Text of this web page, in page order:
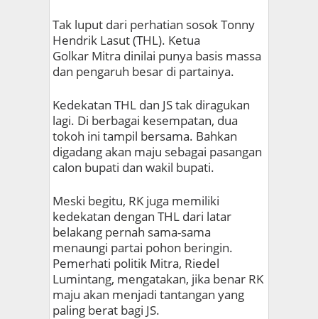
Tak luput dari perhatian sosok Tonny
Hendrik Lasut (THL). Ketua
Golkar Mitra dinilai punya basis massa
dan pengaruh besar di partainya.
Kedekatan THL dan JS tak diragukan
lagi. Di berbagai kesempatan, dua
tokoh ini tampil bersama. Bahkan
digadang akan maju sebagai pasangan
calon bupati dan wakil bupati.
Meski begitu, RK juga memiliki
kedekatan dengan THL dari latar
belakang pernah sama-sama
menaungi partai pohon beringin.
Pemerhati politik Mitra, Riedel
Lumintang, mengatakan, jika benar RK
maju akan menjadi tantangan yang
paling berat bagi JS.